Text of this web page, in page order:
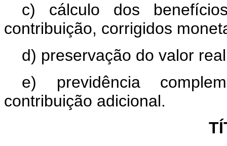
c) cálculo dos
contribuição, corrigidos
d) preservação do valor
e) previdência
contribuição adicional.